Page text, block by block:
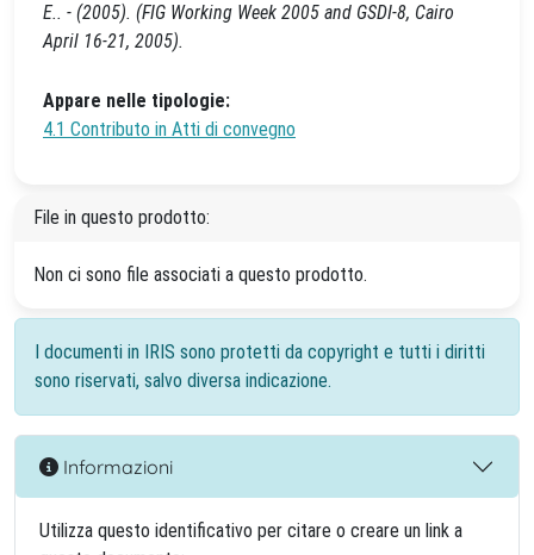
E.. - (2005). (FIG Working Week 2005 and GSDI-8, Cairo
April 16-21, 2005).
Appare nelle tipologie:
4.1 Contributo in Atti di convegno
File in questo prodotto:
Non ci sono file associati a questo prodotto.
I documenti in IRIS sono protetti da copyright e tutti i diritti
sono riservati, salvo diversa indicazione.
Informazioni
Utilizza questo identificativo per citare o creare un link a